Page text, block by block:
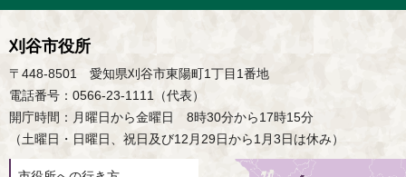
刈谷市役所
〒448-8501 愛知県刈谷市東陽町1丁目1番地
電話番号：0566-23-1111（代表）
開庁時間：月曜日から金曜日 8時30分から17時15分
（土曜日・日曜日、祝日及び12月29日から1月3日は休み）